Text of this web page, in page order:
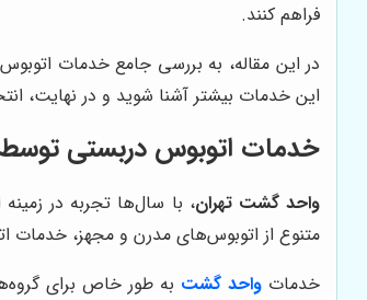
فراهم کنند.
در این مقاله، به بررسی جامع خدمات
این خدمات بیشتر آشنا شوید و در نهایت،
خدمات اتوبوس دربستی
واحد گشت تهران، با سال‌ها تجربه در
متنوع از اتوبوس‌های مدرن و مجهز، خدمات
خدمات واحد گشت به طور خاص برای